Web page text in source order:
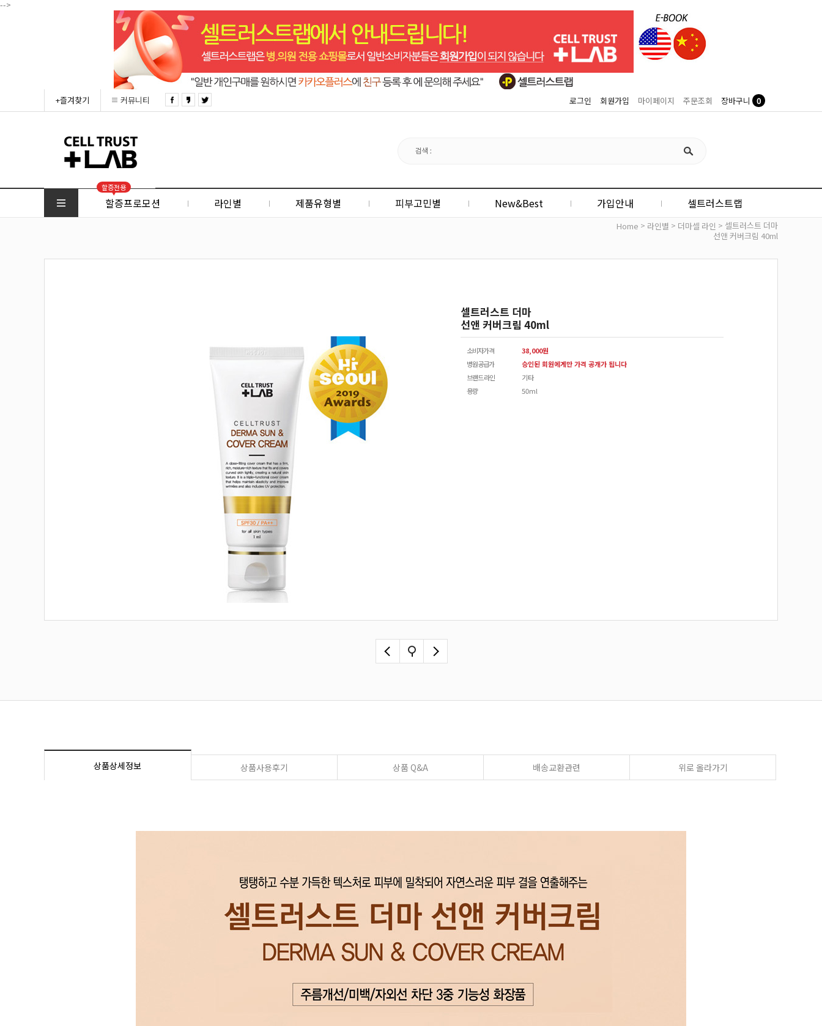
-->
+즐겨찾기 커뮤니티 로그인 회원가입 마이페이지 주문조회 장바구니 0
할증전용
할증프로모션 라인별 제품유형별 피부고민별 New&Best 가입안내 셀트러스트랩
Home > 라인별 > 더마셀 라인 > 셀트러스트 더마
선앤 커버크림 40ml
셀트러스트 더마
선앤 커버크림 40ml
소비자가격
38,000원
병원공급가
승인된 회원에게만 가격 공개가 됩니다
브랜드 라인
기타
용량
50ml
상품상세정보 상품사용후기 상품 Q&A 배송교환관련 위로 올라가기